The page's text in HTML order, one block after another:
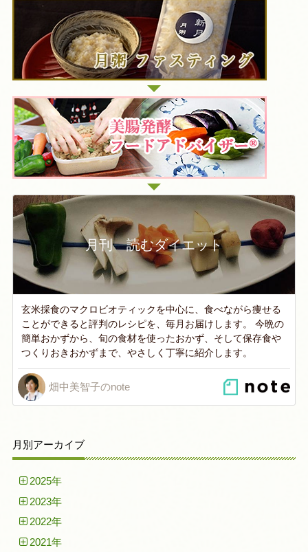
月刊 読むダイエット
玄米採食のマクロビオティックを中心に、食べながら痩せる
ことができると評判のレシピを、毎月お届けします。 今晩の
簡単おかずから、旬の食材を使ったおかず、そして保存食や
つくりおきおかずまで、やさしく丁寧に紹介します。
畑中美智子のnote
月別アーカイブ
2025年
2023年
2022年
2021年